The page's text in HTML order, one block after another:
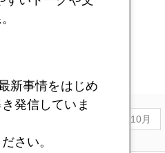
10月
新事情をはじめ
発信していま
さい。